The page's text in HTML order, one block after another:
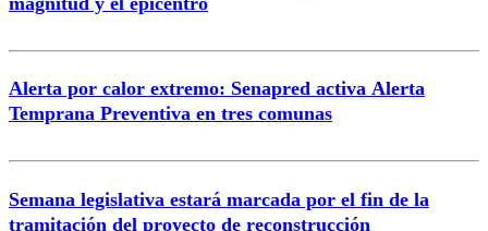
Alerta por calor extremo: Senapred activa Alerta
Temprana Preventiva en tres comunas
Semana legislativa estará marcada por el fin de la
tramitación del proyecto de reconstrucción